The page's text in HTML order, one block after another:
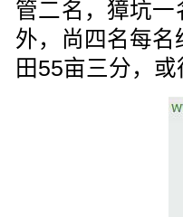
管二名，獐坑
外，尚四名每
田55亩三分，